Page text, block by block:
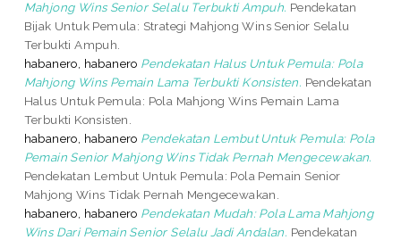
Mahjong Wins Senior Selalu Terbukti Ampuh. Pendekatan
Bijak Untuk Pemula: Strategi Mahjong Wins Senior Selalu
Terbukti Ampuh.
habanero, habanero Pendekatan Halus Untuk Pemula: Pola
Mahjong Wins Pemain Lama Terbukti Konsisten. Pendekatan
Halus Untuk Pemula: Pola Mahjong Wins Pemain Lama
Terbukti Konsisten.
habanero, habanero Pendekatan Lembut Untuk Pemula: Pola
Pemain Senior Mahjong Wins Tidak Pernah Mengecewakan.
Pendekatan Lembut Untuk Pemula: Pola Pemain Senior
Mahjong Wins Tidak Pernah Mengecewakan.
habanero, habanero Pendekatan Mudah: Pola Lama Mahjong
Wins Dari Pemain Senior Selalu Jadi Andalan. Pendekatan